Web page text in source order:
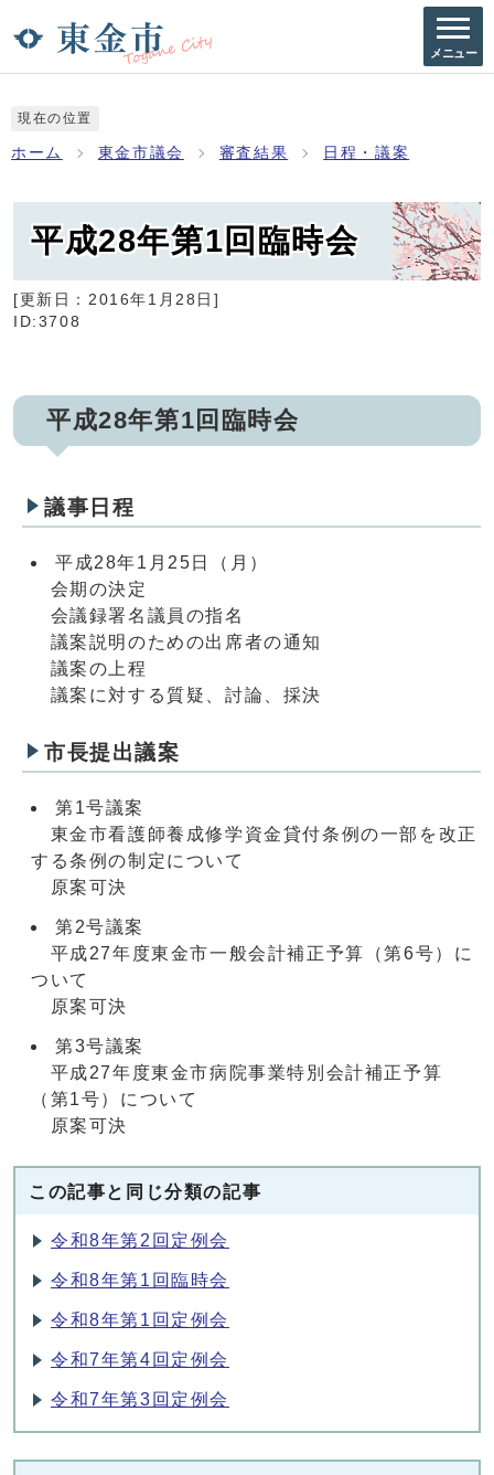
メニュー
現在の位置
ホーム 東金市議会 審査結果 日程・議案
平成28年第1回臨時会
[更新日： 2016年1月28日 ]
ID:3708
平成28年第1回臨時会
議事日程
平成28年1月25日（月）
会期の決定
会議録署名議員の指名
議案説明のための出席者の通知
議案の上程
議案に対する質疑、討論、採決
市長提出議案
第1号議案
東金市看護師養成修学資金貸付条例の一部を改正
する条例の制定について
原案可決
第2号議案
平成27年度東金市一般会計補正予算（第6号）に
ついて
原案可決
第3号議案
平成27年度東金市病院事業特別会計補正予算
（第1号）について
原案可決
この記事と同じ分類の記事
令和8年第2回定例会
令和8年第1回臨時会
令和8年第1回定例会
令和7年第4回定例会
令和7年第3回定例会